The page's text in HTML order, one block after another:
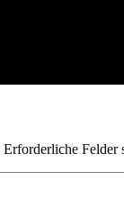
Erforderliche Felder